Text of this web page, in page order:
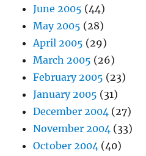
June 2005 (44)
May 2005 (28)
April 2005 (29)
March 2005 (26)
February 2005 (23)
January 2005 (31)
December 2004 (27)
November 2004 (33)
October 2004 (40)